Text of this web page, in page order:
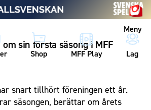
Meny
Shop MFF Play Lag
sin första säsong i MFF
snart tillhört föreningen ett år.
säsongen, berättar om årets